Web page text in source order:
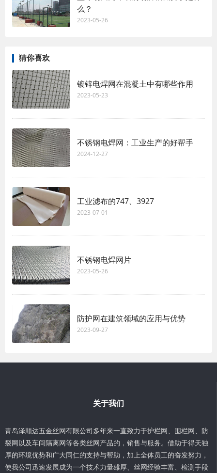
么？
2023-05-26
猜你喜欢
镀锌电焊网在混凝土中有哪些作用
2023-05-23
不锈钢电焊网：工业生产的好帮手
2024-12-27
工业滤布的747、3927
2023-07-01
不锈钢电焊网片
2023-05-26
防护网在建筑领域的应用与优势
2023-09-27
关于我们
青岛泽顺达五金丝网有限公司多年来一直致力于护栏网、围栏网、防
裂网以及车间隔离网等各类丝网产品的，销售与服务。借助于得天独
厚的环境优势和广大同仁的支持与帮助，加上全体员工的奋发努力，
使我公司迅速发展成为一个技术力量雄厚、丝网经验丰富、检测手段